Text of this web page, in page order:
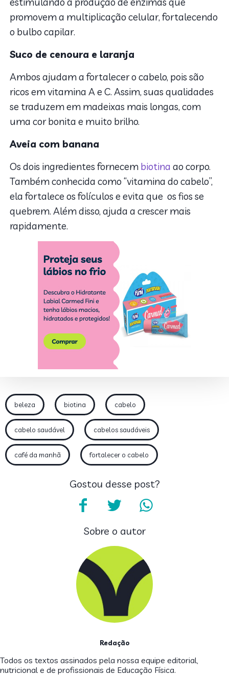
promovem a multiplicação celular, fortalecendo
o bulbo capilar.
Suco de cenoura e laranja
Ambos ajudam a fortalecer o cabelo, pois são
ricos em vitamina A e C. Assim, suas qualidades
se traduzem em madeixas mais longas, com
uma cor bonita e muito brilho.
Aveia com banana
Os dois ingredientes fornecem biotina ao corpo.
Também conhecida como “vitamina do cabelo”,
ela fortalece os folículos e evita que os fios se
quebrem. Além disso, ajuda a crescer mais
rapidamente.
beleza biotina cabelo
cabelo saudável cabelos saudáveis
café da manhã fortalecer o cabelo
Gostou desse post?
Sobre o autor
Redação
Todos os textos assinados pela nossa equipe editorial,
nutricional e de profissionais de Educação Física.